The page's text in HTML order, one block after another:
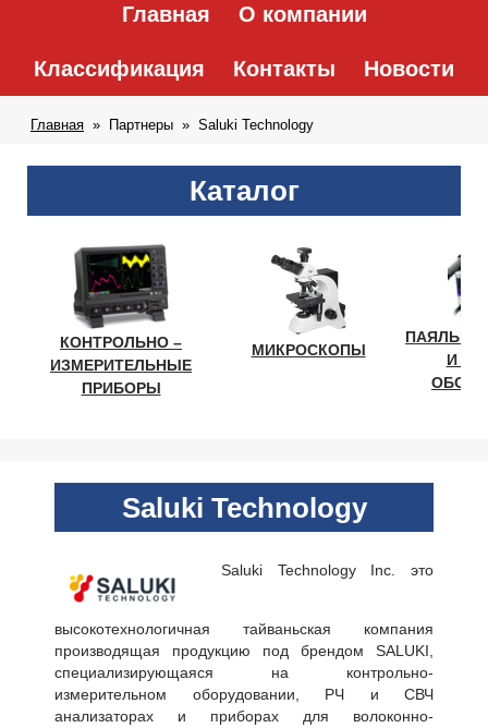
Главная О компании
Классификация Контакты Новости
Главная Партнеры Saluki Technology
Каталог
КОНТРОЛЬНО –
ИЗМЕРИТЕЛЬНЫЕ
ПРИБОРЫ
МИКРОСКОПЫ
И
Saluki Technology
Saluki Technology Inc. это
высокотехнологичная тайваньская компания
производящая продукцию под брендом SALUKI,
специализирующаяся на контрольно-
измерительном оборудовании, РЧ и СВЧ
анализаторах и приборах для волоконно-